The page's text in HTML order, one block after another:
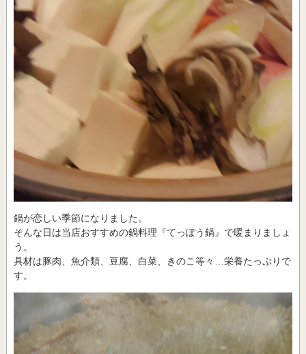
鍋が恋しい季節になりました。
そんな日は当店おすすめの鍋料理『てっぽう鍋』で暖まりましょ
う。
具材は豚肉、魚介類、豆腐、白菜、きのこ等々…栄養たっぷりで
す。